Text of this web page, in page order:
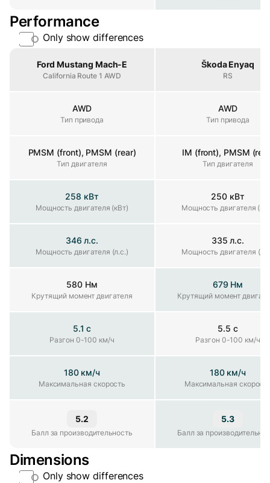
Performance
Only show differences
Ford Mustang Mach-E
California Route 1 AWD
Škoda Enyaq
RS
Тип привода
AWD
Тип привода
AWD
Тип привода
Тип двигателя
PMSM (front), PMSM (rear)
Тип двигателя
IM (front), PMSM
Тип двигателя
Мощность двигателя (кВт)
258 кВт
Мощность двигателя (кВт)
250 кВт
Мощность двигателя
Мощность двигателя (л.с.)
346 л.с.
Мощность двигателя (л.с.)
335 л.с.
Мощность двигателя
Крутящий момент двигателя
580 Нм
Крутящий момент двигателя
679 Нм
Крутящий момент
Разгон 0-100 км/ч
5.1 с
Разгон 0-100 км/ч
5.5 с
Разгон 0-100 км/ч
Максимальная скорость
180 км/ч
Максимальная скорость
180 км/ч
Максимальная
Балл за производительность
5.2
Балл за производительность
5.3
Балл за
Dimensions
Only show differences